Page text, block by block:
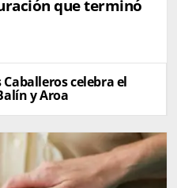
que terminó
Caballeros celebra el
y Aroa